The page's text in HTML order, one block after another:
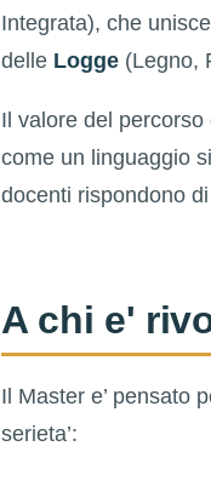
Integrata), che
delle Logge (Legno,
Il valore del percorso
come un linguaggio
docenti rispondono
A chi e'
Il Master e’ pensato
serieta’: